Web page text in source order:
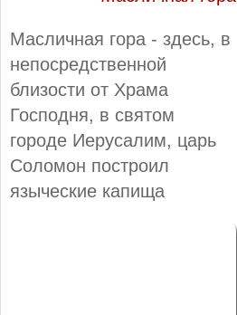
Масличная гора - здесь, в
непосредственной
близости от Храма
Господня, в святом
городе Иерусалим, царь
Соломон построил
языческие капища